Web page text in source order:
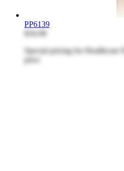
PP6139
$34.08
Special pricing for Healthcare
price